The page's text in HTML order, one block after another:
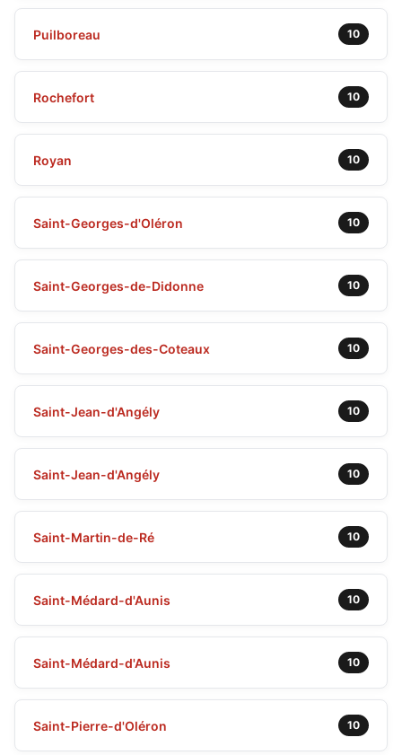
Puilboreau 10
Rochefort 10
Royan 10
Saint-Georges-d'Oléron 10
Saint-Georges-de-Didonne 10
Saint-Georges-des-Coteaux 10
Saint-Jean-d'Angély 10
Saint-Jean-d'Angély 10
Saint-Martin-de-Ré 10
Saint-Médard-d'Aunis 10
Saint-Médard-d'Aunis 10
Saint-Pierre-d'Oléron 10